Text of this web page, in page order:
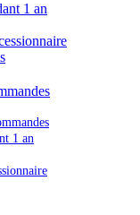
1 an
1 an